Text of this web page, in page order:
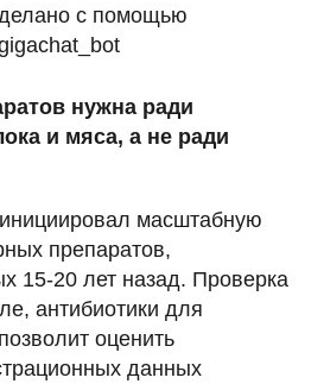
с помощью
нужна ради
и мяса, а не ради
масштабную
препаратов,
15-20 лет назад. Проверка
антибиотики для
оценить
данных